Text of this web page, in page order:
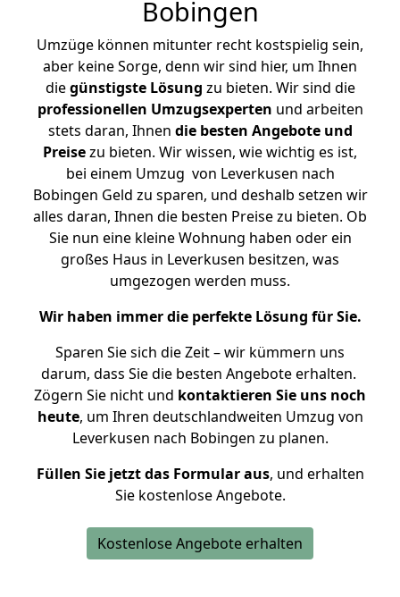
Bobingen
Umzüge können mitunter recht kostspielig sein,
aber keine Sorge, denn wir sind hier, um Ihnen
diegünstigste Lösung zu bieten. Wir sind die
professionellen Umzugsexperten und arbeiten
stets daran, Ihnen die besten Angebote und
Preisezu bieten. Wir wissen, wie wichtig es ist,
bei einem Umzug von Leverkusen nach
Bobingen Geld zu sparen, und deshalb setzen wir
alles daran, Ihnen die besten Preise zu bieten. Ob
Sie nun eine kleine Wohnung haben oder ein
großes Haus in Leverkusen besitzen, was
umgezogen werden muss.
Wir haben immer die perfekte Lösung für Sie.
Sparen Sie sich die Zeit – wir kümmern uns
darum, dass Sie die besten Angebote erhalten.
Zögern Sie nicht und kontaktieren Sie uns noch
heute, um Ihren deutschlandweiten Umzug von
Leverkusen nach Bobingen zu planen.
Füllen Sie jetzt das Formular aus, und erhalten
Sie kostenlose Angebote.
Kostenlose Angebote erhalten